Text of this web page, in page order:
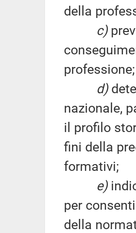
della
c)
professione;
d)
nazionale,
il profilo
fini della
formativi;
e)
per
della